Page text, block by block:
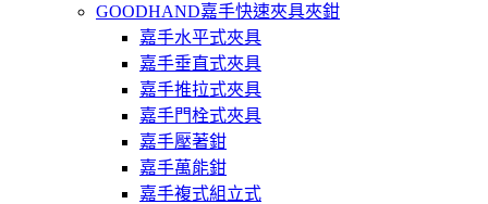
GOODHAND嘉手快速夾具夾鉗
嘉手水平式夾具
嘉手垂直式夾具
嘉手推拉式夾具
嘉手門栓式夾具
嘉手壓著鉗
嘉手萬能鉗
嘉手複式組立式